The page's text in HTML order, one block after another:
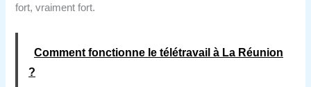
fort, vraiment fort.
Comment fonctionne le télétravail à La Réunion
?